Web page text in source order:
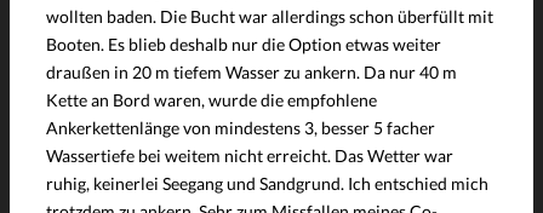
wollten baden. Die Bucht war allerdings schon überfüllt mit
Booten. Es blieb deshalb nur die Option etwas weiter
draußen in 20 m tiefem Wasser zu ankern. Da nur 40 m
Kette an Bord waren, wurde die empfohlene
Ankerkettenlänge von mindestens 3, besser 5 facher
Wassertiefe bei weitem nicht erreicht. Das Wetter war
ruhig, keinerlei Seegang und Sandgrund. Ich entschied mich